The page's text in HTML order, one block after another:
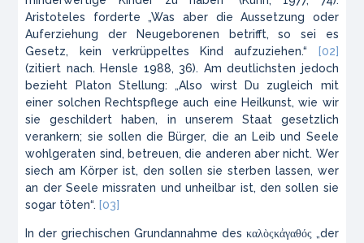
Aristoteles forderte „Was aber die Aussetzung oder
Auferziehung der Neugeborenen betrifft, so sei es
Gesetz, kein verkrüppeltes Kind aufzuziehen.“
[02]
(zitiert nach. Hensle 1988, 36). Am deutlichsten jedoch
bezieht Platon Stellung: „Also wirst Du zugleich mit
einer solchen Rechtspflege auch eine Heilkunst, wie wir
sie geschildert haben, in unserem Staat gesetzlich
verankern; sie sollen die Bürger, die an Leib und Seele
wohlgeraten sind, betreuen, die anderen aber nicht. Wer
siech am Körper ist, den sollen sie sterben lassen, wer
an der Seele missraten und unheilbar ist, den sollen sie
sogar töten“. [03]
In der griechischen Grundannahme des καλὸςκἀγαθός „der